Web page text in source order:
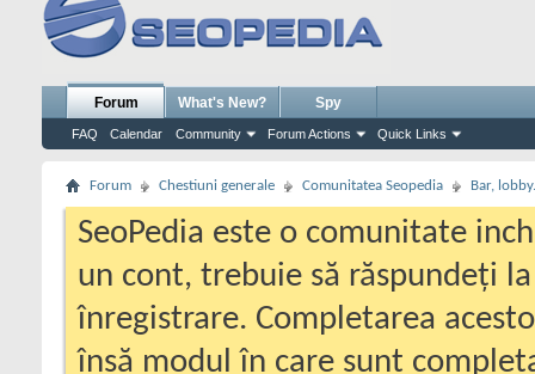
Forum
FAQ Calendar Community Forum Actions Quick Links
What's New? Spy
Forum Chestiuni generale Comunitatea Seopedia Bar,
SeoPedia este o comunitate
un cont, trebuie să răspundeți
înregistrare. Completarea
însă modul în care sunt